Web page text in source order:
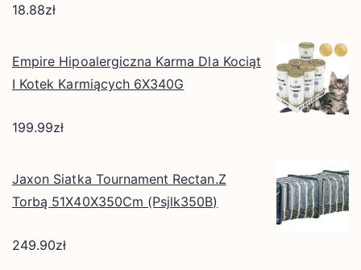
18.88zł
Empire Hipoalergiczna Karma Dla Kociąt
I Kotek Karmiących 6X340G
199.99zł
Jaxon Siatka Tournament Rectan.Z
Torbą 51X40X350Cm (Psjlk350B)
249.90zł